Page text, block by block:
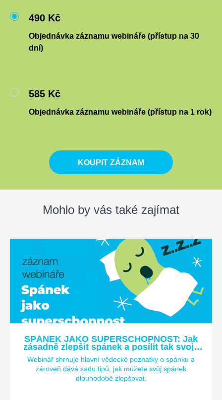
490 Kč
Objednávka záznamu webináře (přístup na 30
dní)
585 Kč
Objednávka záznamu webináře (přístup na 1 rok)
KOUPIT ZÁZNAM
Mohlo by vás také zajímat
SPÁNEK JAKO SUPERSCHOPNOST: Jak
zásadně zlepšit spánek a posílit tak svoje
zdraví a celkovou kvalitu života?
Webinář shrnuje hlavní vědecké poznatky o spánku a
zároveň dává sadu tipů, jak můžete svůj spánek
dlouhodobě zlepšovat.